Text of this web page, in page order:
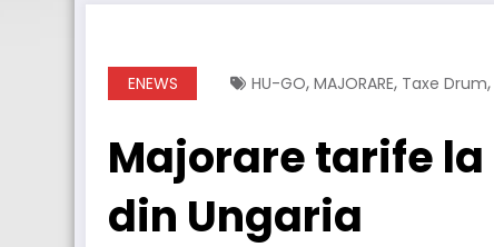
ENEWS HU-GO, MAJORARE, Taxe Drum,
Majorare tarife
din Ungaria